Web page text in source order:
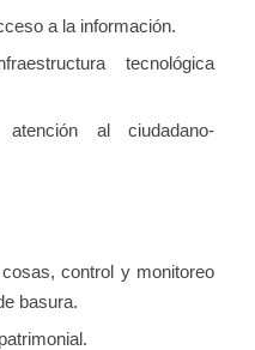
a la información.
tecnológica
al ciudadano-
control y monitoreo
basura.